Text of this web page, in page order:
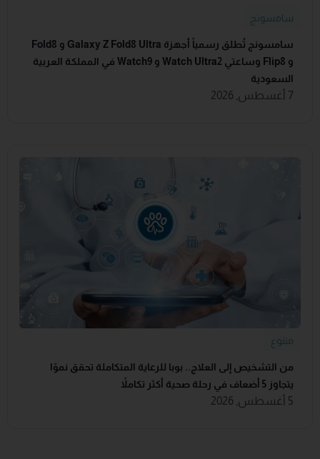
سامسونج
سامسونج تُطلق رسمياً أجهزة Galaxy Z Fold8 Ultra و Fold8
و Flip8 وساعتي Watch Ultra2 و Watch9 في المملكة العربية
السعودية
7 أغسطس, 2026
متنوع
من التشخيص إلى العلاج.. بوبا للرعاية المتكاملة تحقق نموًا
يتجاوز 5 أضعاف في رحلة صحية أكثر تكاملاً
5 أغسطس, 2026